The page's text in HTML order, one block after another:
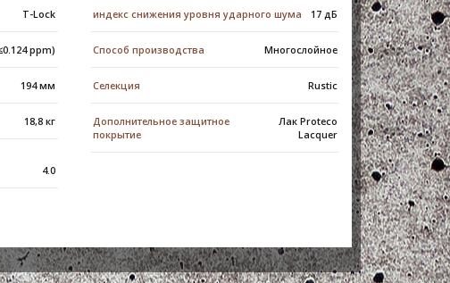
T-Lock индекс снижения уровня ударного шума 17 дБ
Способ производства Многослойное
ppm)
194 мм Селекция Rustic
Дополнительное защитное
покрытие
Лак Proteco
Lacquer
18,8 кг
4.0